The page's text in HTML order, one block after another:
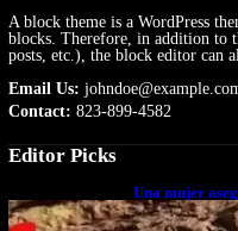
A block theme is a WordPress
blocks. Therefore, in addition to
posts, etc.), the block editor can
Email Us:
Contact: 823-899-4582
Editor Picks
Una mujer
cuerpo a